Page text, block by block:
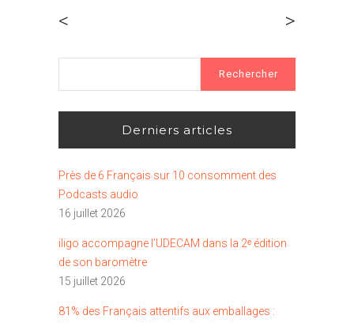
< >
Derniers articles
Près de 6 Français sur 10 consomment des
Podcasts audio
16 juillet 2026
iligo accompagne l’UDECAM dans la 2ᵉ édition
de son baromètre
15 juillet 2026
81% des Français attentifs aux emballages :